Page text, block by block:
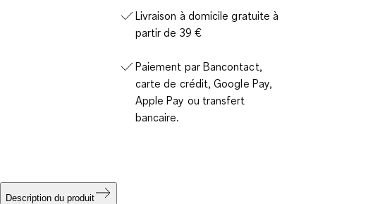
Livraison à domicile gratuite à
partir de 39 €
Paiement par Bancontact,
carte de crédit, Google Pay,
Apple Pay ou transfert
bancaire.
Description du produit